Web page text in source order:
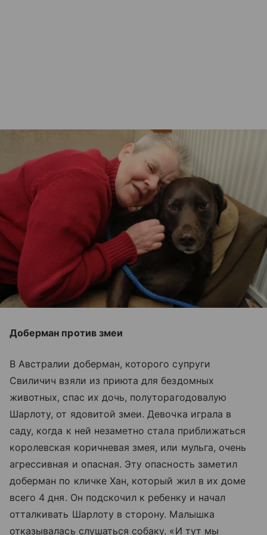
Доберман против змеи
В Австралии доберман, которого супруги
Свиличич взяли из приюта для бездомных
животных, спас их дочь, полуторагодовалую
Шарлоту, от ядовитой змеи. Девочка играла в
саду, когда к ней незаметно стала приближаться
королевская коричневая змея, или мульга, очень
агрессивная и опасная. Эту опасность заметил
доберман по кличке Хан, который жил в их доме
всего 4 дня. Он подскочил к ребенку и начал
отталкивать Шарлоту в сторону. Малышка
отказывалась слушаться собаку. «И тут мы